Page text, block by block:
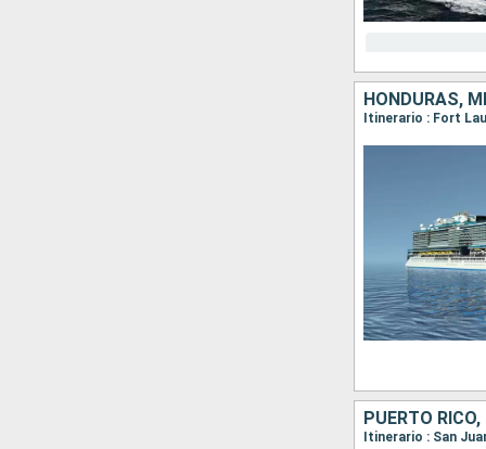
HONDURAS,
Itinerario : Fort
PUERTO